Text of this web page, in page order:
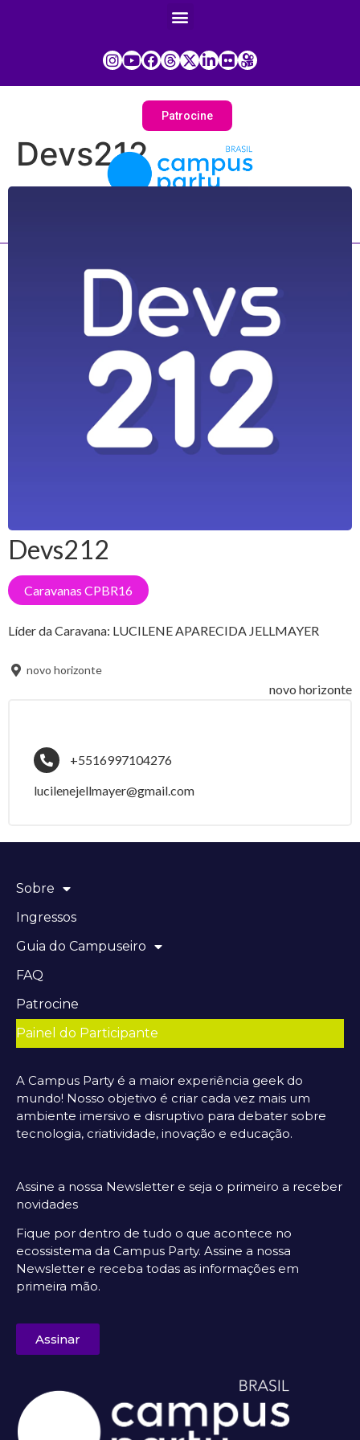
Patrocine
Devs212
Devs212
Caravanas CPBR16
Líder da Caravana: LUCILENE APARECIDA JELLMAYER
novo horizonte
novo horizonte
+5516997104276
lucilenejellmayer@gmail.com
Sobre
Ingressos
Guia do Campuseiro
FAQ
Patrocine
Painel do Participante
A Campus Party é a maior experiência geek do
mundo! Nosso objetivo é criar cada vez mais um
ambiente imersivo e disruptivo para debater sobre
tecnologia, criatividade, inovação e educação.
Assine a nossa Newsletter e seja o primeiro a receber
novidades
Fique por dentro de tudo o que acontece no
ecossistema da Campus Party. Assine a nossa
Newsletter e receba todas as informações em
primeira mão.
Assinar